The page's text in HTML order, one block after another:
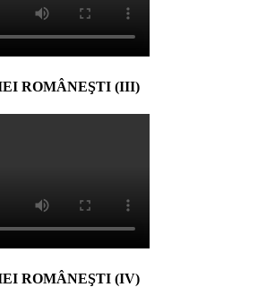
ROMÂNEŞTI (III)
ROMÂNEŞTI (IV)